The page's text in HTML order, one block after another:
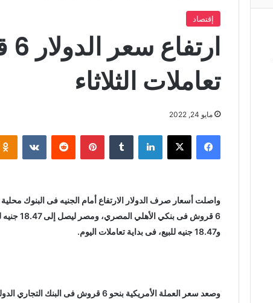
إقتصاد
تعاملات الثلاثاء
مايو 24, 2022
فيسبوك لينكدإن بينتيريست
واصلت أسعار صرف الدولار الارتفاع أمام الجنيه فى البنوك
و18.47 جنيه للبيع، فى بداية تعاملات اليوم.